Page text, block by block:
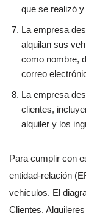
que se realizó
La empresa
alquilan sus
como nombre,
correo
La empresa
clientes,
alquiler y los
Para cumplir con
entidad-relación
vehículos. El
Clientes,